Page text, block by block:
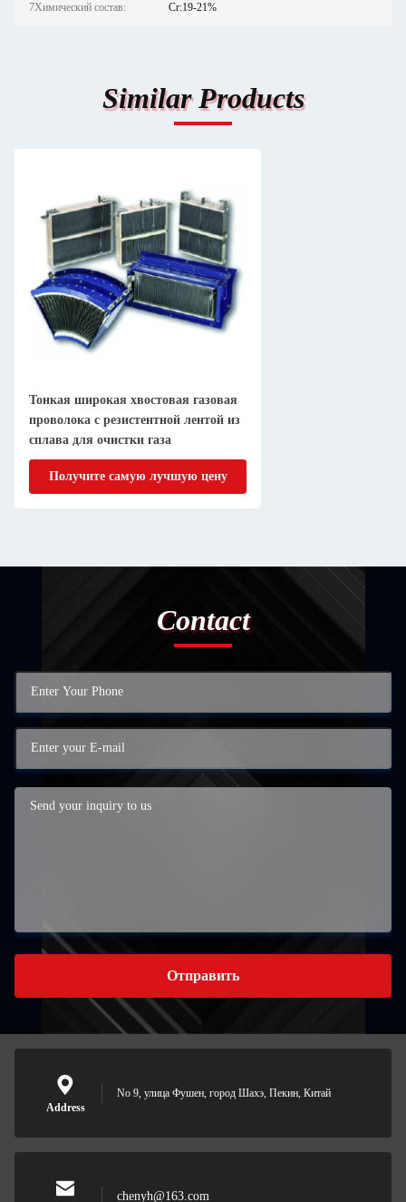
7Химический состав: Cr:19-21%
Similar Products
Тонкая широкая хвостовая газовая
проволока с резистентной лентой из
сплава для очистки газа
Получите самую лучшую цену
Contact
Отправить
Address
No 9, улица Фушен, город Шахэ, Пекин, Китай
chenyh@163.com